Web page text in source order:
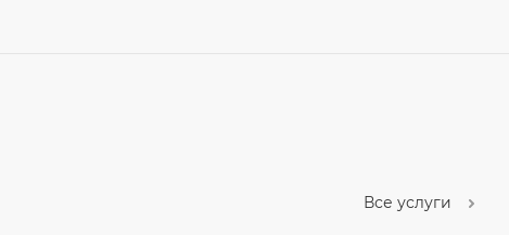
Все услуги